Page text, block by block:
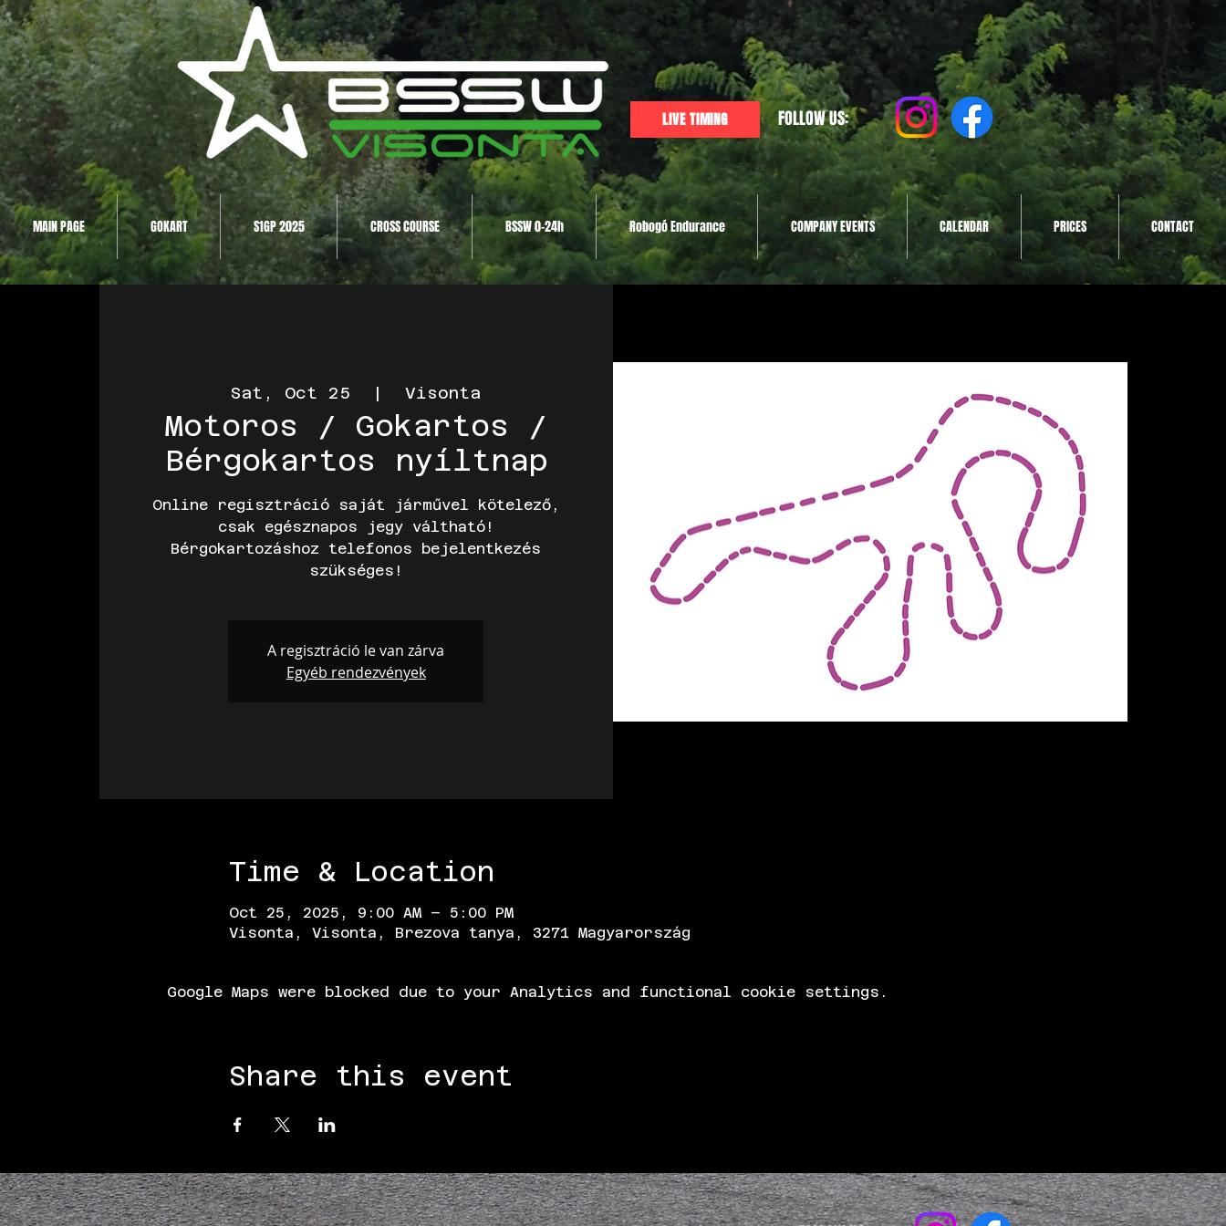
LIVE TIMING FOLLOW US:
MAIN PAGE GOKART S1GP 2025 CROSS COURSE BSSW 0-24h Robogó Endurance COMPANY EVENTS CALENDAR PRICES CONTACT
Sat, Oct 25
  |
Visonta
Motoros / Gokartos /
Bérgokartos nyíltnap
Online regisztráció saját járművel kötelező,
csak egésznapos jegy váltható!
Bérgokartozáshoz telefonos bejelentkezés
A regisztráció le van zárva
Egyéb rendezvények
Time & Location
Oct 25, 2025, 9:00 AM – 5:00 PM
Visonta, Visonta, Brezova tanya, 3271 Magyarország
Google Maps were blocked due to your Analytics and functional cookie settings.
Share this event